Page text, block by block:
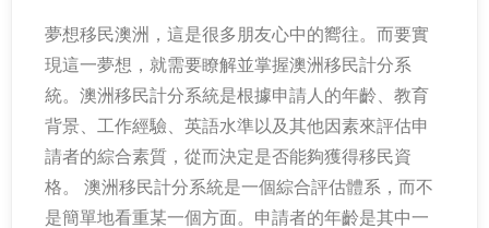
夢想移民澳洲，這是很多朋友心中的嚮往。而要實
現這一夢想，就需要瞭解並掌握澳洲移民計分系
統。澳洲移民計分系統是根據申請人的年齡、教育
背景、工作經驗、英語水準以及其他因素來評估申
請者的綜合素質，從而決定是否能夠獲得移民資
格。 澳洲移民計分系統是一個綜合評估體系，而不
是簡單地看重某一個方面。申請者的年齡是其中一